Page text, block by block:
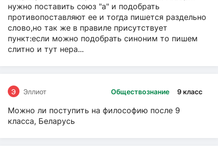
нужно поставить союз "а" и подобрать
противопоставляют ее и тогда пишется раздельно
слово,но так же в правиле присутствует
пункт:если можно подобрать синоним то пишем
слитно и тут нера...
Обществознание 9 класс
Э Эллиот
Можно ли поступить на философию после 9
класса, Беларусь